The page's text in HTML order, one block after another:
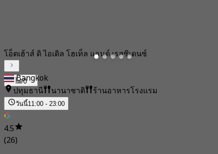
0
โอ็ตเฮ้าส์ ดิ ไอเดิล โฮเท็ล แอนด์ เรสซิเดนซ์
Bangkok
ปทุมธานี
นานาชาติ ร้านอาหารโรงแรม
วันนี้11:00 - 23:00
4.5
(26)